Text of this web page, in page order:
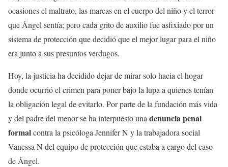
ocasiones el maltrato, las marcas en el cuerpo del niño y el terror
que Ángel sentía; pero cada grito de auxilio fue asfixiado por un
sistema de protección que decidió que el mejor lugar para el niño
era junto a sus presuntos verdugos.
Hoy, la justicia ha decidido dejar de mirar solo hacia el hogar
donde ocurrió el crimen para poner bajo la lupa a quienes tenían
la obligación legal de evitarlo. Por parte de la fundación más vida
y del padre del menor se ha interpuesto una denuncia penal
formalcontra la psicóloga Jennifer N y la trabajadora social
Vanessa N del equipo de protección que estaba a cargo del caso
de Ángel.